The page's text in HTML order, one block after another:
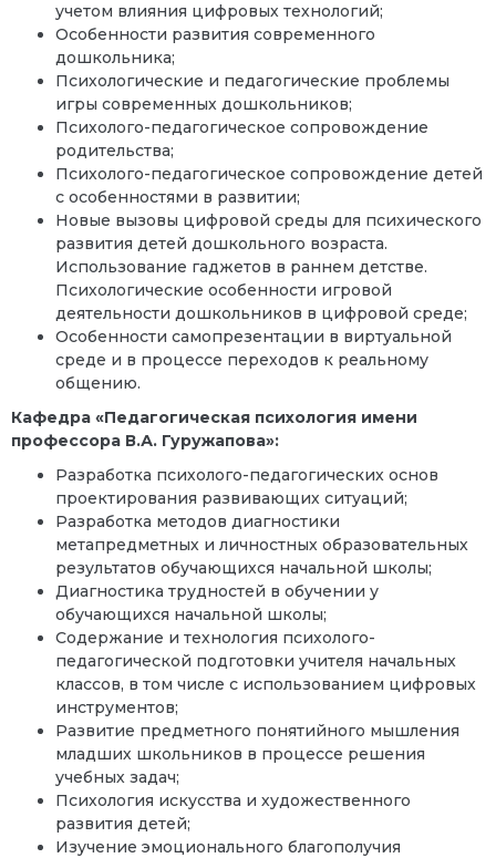
учетом влияния цифровых технологий;
Особенности развития современного
дошкольника;
Психологические и педагогические проблемы
игры современных дошкольников;
Психолого-педагогическое сопровождение
родительства;
Психолого-педагогическое сопровождение детей
с особенностями в развитии;
Новые вызовы цифровой среды для психического
развития детей дошкольного возраста.
Использование гаджетов в раннем детстве.
Психологические особенности игровой
деятельности дошкольников в цифровой среде;
Особенности самопрезентации в виртуальной
среде и в процессе переходов к реальному
общению.
Кафедра «Педагогическая психология имени
профессора В.А. Гуружапова»:
Разработка психолого-педагогических основ
проектирования развивающих ситуаций;
Разработка методов диагностики
метапредметных и личностных образовательных
результатов обучающихся начальной школы;
Диагностика трудностей в обучении у
обучающихся начальной школы;
Содержание и технология психолого-
педагогической подготовки учителя начальных
классов, в том числе с использованием цифровых
инструментов;
Развитие предметного понятийного мышления
младших школьников в процессе решения
учебных задач;
Психология искусства и художественного
развития детей;
Изучение эмоционального благополучия